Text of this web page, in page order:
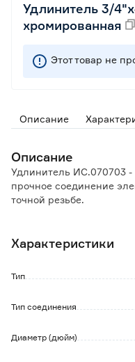
Удлинитель 3/
хромированная
Этот товар не
Описание
Описание
Удлинитель ИС.070703 -
прочное соединение
точной резьбе.
Характеристики
Тип
Тип соединения
Диаметр (дюйм)